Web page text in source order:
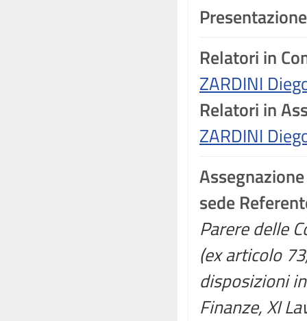
Relatori in
ZARDINI
Relatori in
ZARDINI
Assegnazione
sede
Parere delle
(ex articolo
disposizioni
Finanze, XI